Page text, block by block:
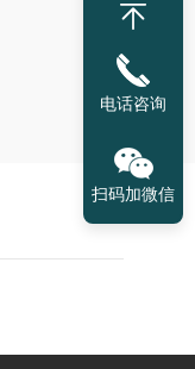
电话咨询
扫码加微信